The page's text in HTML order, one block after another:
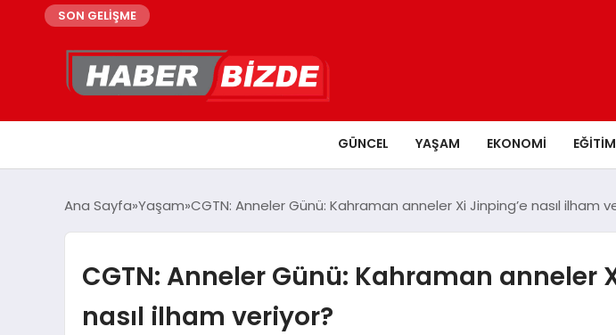
SON GELİŞME
GÜNCEL YAŞAM EKONOMI EĞITIM
Ana Sayfa Yaşam CGTN: Anneler Günü: Kahraman anneler Xi Jinping’e nasıl ilham
CGTN: Anneler Günü: Kahraman anneler
nasıl ilham veriyor?